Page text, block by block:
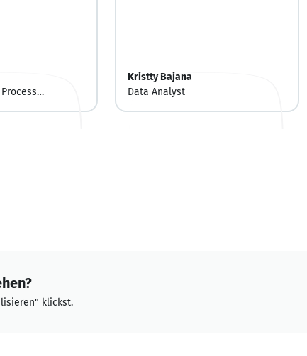
Kristty Bajana
Data Analyst
klickst.